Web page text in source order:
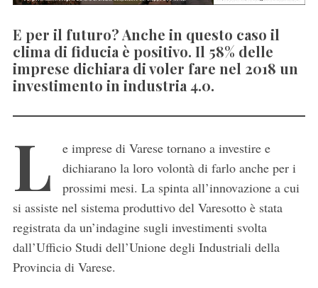
E per il futuro? Anche in questo caso il
clima di fiducia è positivo. Il 58% delle
imprese dichiara di voler fare nel 2018 un
investimento in industria 4.0.
L
e imprese di Varese tornano a investire e
dichiarano la loro volontà di farlo anche per i
prossimi mesi. La spinta all’innovazione a cui
si assiste nel sistema produttivo del Varesotto è stata
registrata da un’indagine sugli investimenti svolta
dall’Ufficio Studi dell’Unione degli Industriali della
Provincia di Varese.